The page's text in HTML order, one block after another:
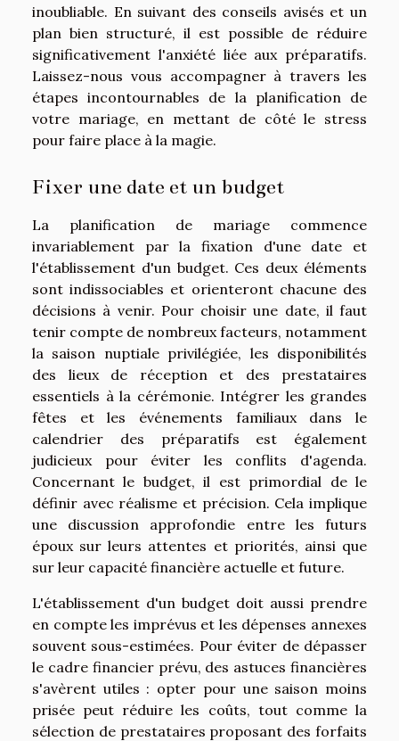
inoubliable. En suivant des conseils avisés et un
plan bien structuré, il est possible de réduire
significativement l'anxiété liée aux préparatifs.
Laissez-nous vous accompagner à travers les
étapes incontournables de la planification de
votre mariage, en mettant de côté le stress
pour faire place à la magie.
Fixer une date et un budget
La planification de mariage commence
invariablement par la fixation d'une date et
l'établissement d'un budget. Ces deux éléments
sont indissociables et orienteront chacune des
décisions à venir. Pour choisir une date, il faut
tenir compte de nombreux facteurs, notamment
la saison nuptiale privilégiée, les disponibilités
des lieux de réception et des prestataires
essentiels à la cérémonie. Intégrer les grandes
fêtes et les événements familiaux dans le
calendrier des préparatifs est également
judicieux pour éviter les conflits d'agenda.
Concernant le budget, il est primordial de le
définir avec réalisme et précision. Cela implique
une discussion approfondie entre les futurs
époux sur leurs attentes et priorités, ainsi que
sur leur capacité financière actuelle et future.
L'établissement d'un budget doit aussi prendre
en compte les imprévus et les dépenses annexes
souvent sous-estimées. Pour éviter de dépasser
le cadre financier prévu, des astuces financières
s'avèrent utiles : opter pour une saison moins
prisée peut réduire les coûts, tout comme la
sélection de prestataires proposant des forfaits